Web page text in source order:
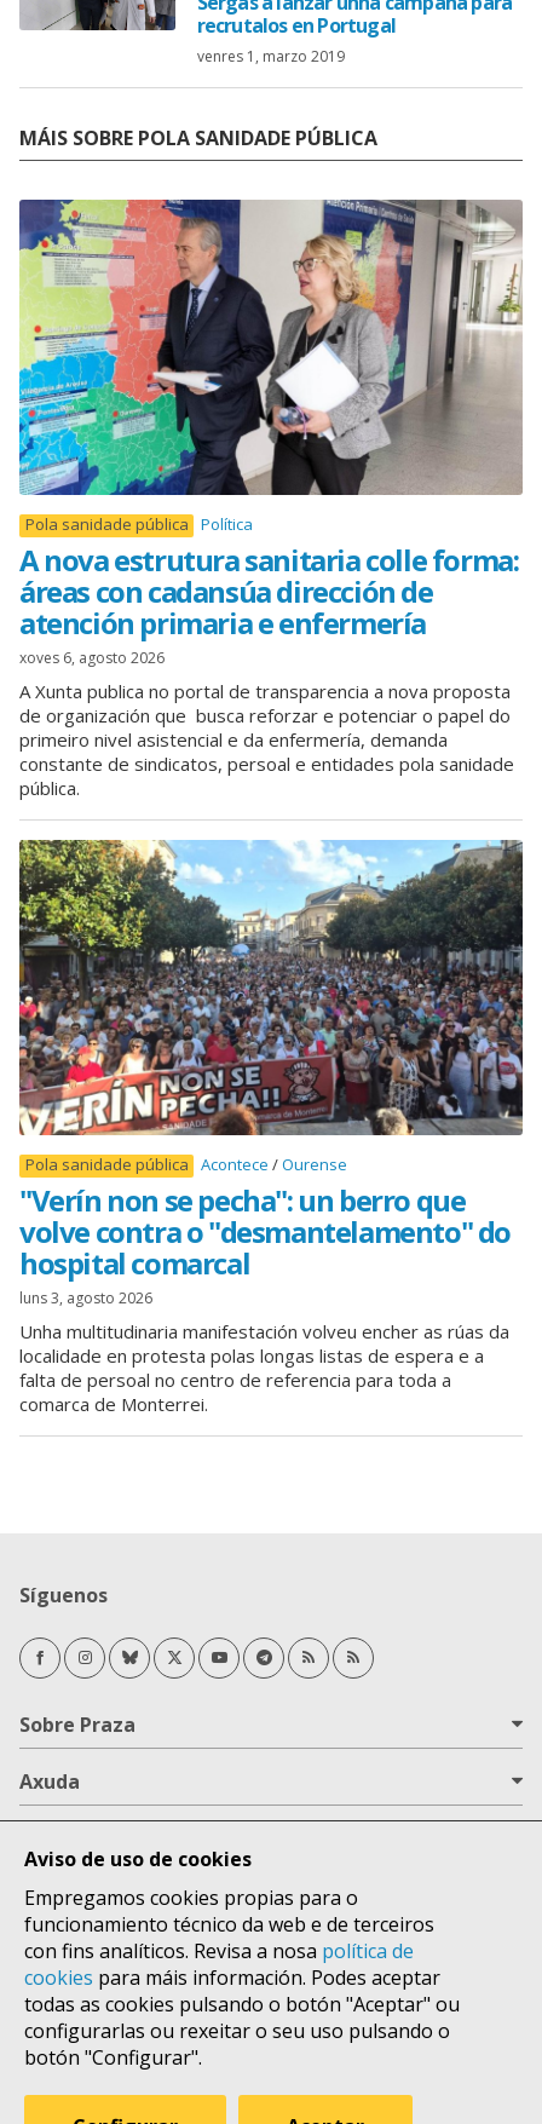
recrutalos en Portugal
venres 1, marzo 2019
MÁIS SOBRE POLA SANIDADE PÚBLICA
Pola sanidade pública Política
A nova estrutura sanitaria colle forma:
áreas con cadansúa dirección de
atención primaria e enfermería
xoves 6, agosto 2026
A Xunta publica no portal de transparencia a nova proposta
de organización que busca reforzar e potenciar o papel do
primeiro nivel asistencial e da enfermería, demanda
constante de sindicatos, persoal e entidades pola sanidade
pública.
Pola sanidade pública Acontece Ourense
"Verín non se pecha": un berro que
volve contra o "desmantelamento" do
hospital comarcal
luns 3, agosto 2026
Unha multitudinaria manifestación volveu encher as rúas da
localidade en protesta polas longas listas de espera e a
falta de persoal no centro de referencia para toda a
comarca de Monterrei.
Síguenos
FacebookInstagramBlueskyTwitter/XYoutubeTelegramRSS NovasRSS Opinión
Sobre Praza
Axuda
Lugares
Aviso de uso de cookies
Empregamos cookies propias para o
funcionamiento técnico da web e de terceiros
con fins analíticos. Revisa a nosa política de
cookies para máis información. Podes aceptar
todas as cookies pulsando o botón "Aceptar" ou
configurarlas ou rexeitar o seu uso pulsando o
botón "Configurar".